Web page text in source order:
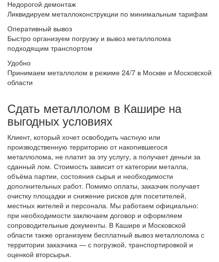
Недорогой демонтаж
Ликвидируем металлоконструкции по минимальным тарифам
Оперативный вывоз
Быстро организуем погрузку и вывоз металлолома
подходящим транспортом
Удобно
Принимаем металлолом в режиме 24/7 в Москве и Московской
области
Сдать металлолом в Кашире на
выгодных условиях
Клиент, который хочет освободить частную или
производственную территорию от накопившегося
металлолома, не платит за эту услугу, а получает деньги за
сданный лом. Стоимость зависит от категории металла,
объёма партии, состояния сырья и необходимости
дополнительных работ. Помимо оплаты, заказчик получает
очистку площадки и снижение рисков для посетителей,
местных жителей и персонала. Мы работаем официально:
при необходимости заключаем договор и оформляем
сопроводительные документы. В Кашире и Московской
области также организуем бесплатный вывоз металлолома с
территории заказчика — с погрузкой, транспортировкой и
оценкой вторсырья.